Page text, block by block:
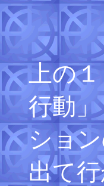
上の
行動
ショ
出て